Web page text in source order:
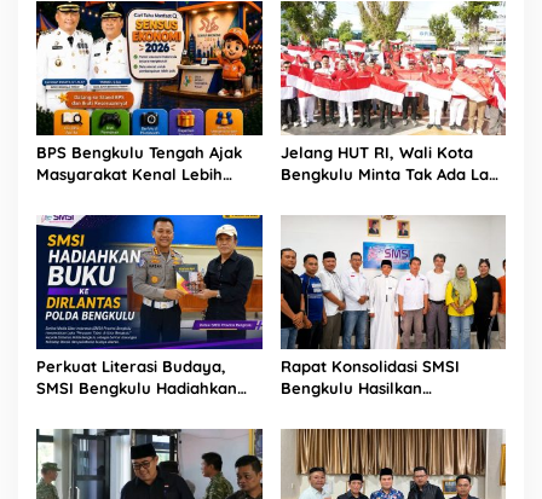
BPS Bengkulu Tengah Ajak
Masyarakat Kenal Lebih
di Berbinar
Jelang HUT RI, Wali Kota
Bengkulu Minta Tak Ada Lagi
Pemerintah
Perkuat Literasi Budaya,
SMSI Bengkulu Hadiahkan
Polda
Rapat Konsolidasi SMSI
Bengkulu Hasilkan
Pokja Newsroom Kolaboratif